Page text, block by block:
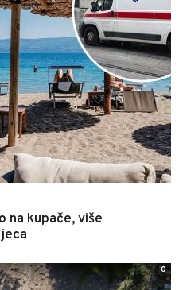
na kupače, više
0